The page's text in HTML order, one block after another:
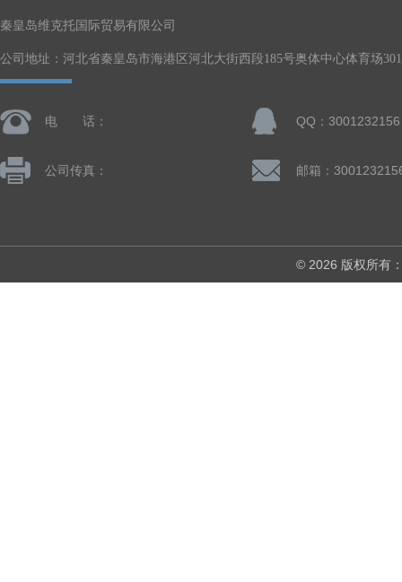
秦皇岛维克托国际贸易有限公司
公司地址：河北省秦皇岛市海港区河北大街西段185号奥体中心体育场
电 话： QQ：3001232156
公司传真： 邮箱：
© 2026 版权所有